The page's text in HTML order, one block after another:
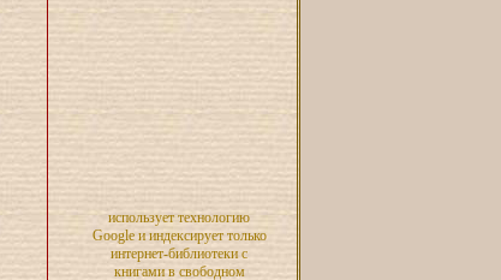
использует технологию
Google и индексирует только
интернет-библиотеки с
книгами в свободном